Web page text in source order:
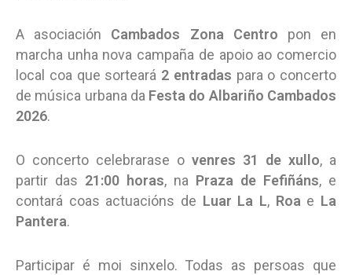
A asociación Cambados Zona Centro pon en
marcha unha nova campaña de apoio ao comercio
local coa que sorteará 2 entradas para o concerto
de música urbana da Festa do Albariño Cambados
2026.
O concerto celebrarase o venres 31 de xullo, a
partir das 21:00 horas, na Praza de Fefiñáns, e
contará coas actuacións de Luar La L, Roae La
Pantera.
Participar é moi sinxelo. Todas as persoas que